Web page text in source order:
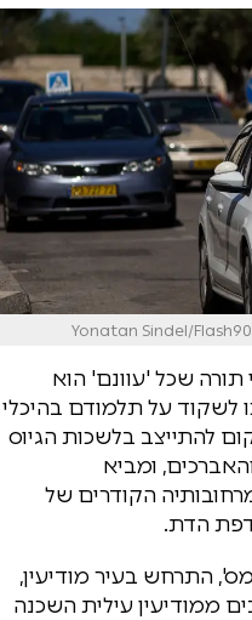
תורה שכל 'עוונם' הוא
לשקוד על תלמודם בהיכלי
להתייצב בלשכות הגיוס
ומביא
הקודרים של
הדת.
התרחש בעיר מודיעין,
ממודיעין עילית השכנה